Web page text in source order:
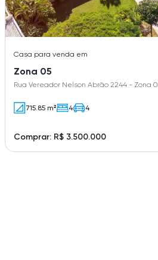
Casa para venda em
Zona 05
Rua Vereador Nelson Abrão 2244 - Zona
715.85 m² 4 4
Comprar: R$ 3.500.000